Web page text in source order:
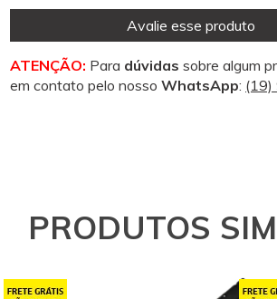
Avalie esse produto
ATENÇÃO: Para dúvidas sobre algum
em contato pelo nosso WhatsApp:
PRODUTOS